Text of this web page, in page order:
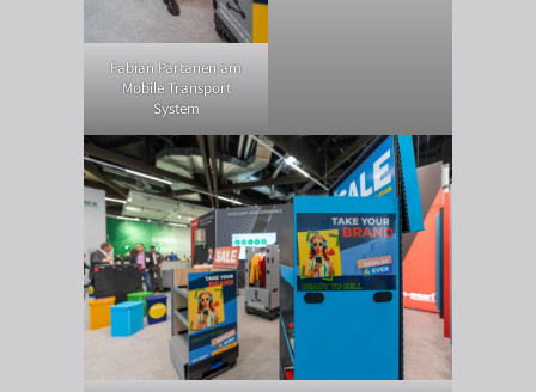
Fabian Partanen am
Mobile Transport
System